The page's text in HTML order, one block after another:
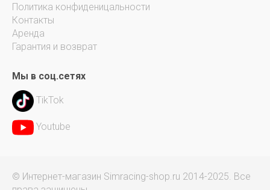
Политика конфиденицальности
Контакты
Аренда
Гарантия и возврат
Мы в соц.сетях
TikTok
Youtube
© Интернет-магазин Simracing-shop.ru 2014-2025. Все